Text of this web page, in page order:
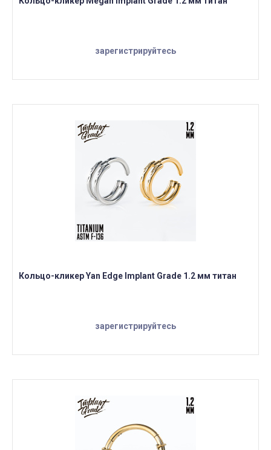
зарегистрируйтесь
Кольцо-кликер Yan Edge Implant Grade 1.2 мм титан
зарегистрируйтесь